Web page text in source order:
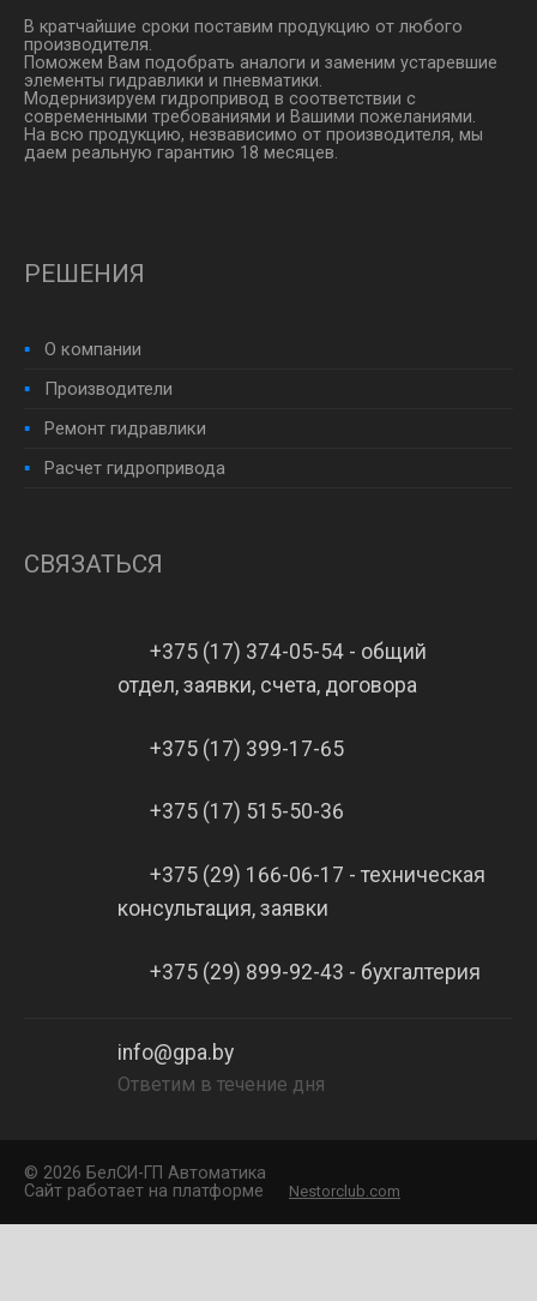
В кратчайшие сроки поставим продукцию от любого
производителя.
Поможем Вам подобрать аналоги и заменим устаревшие
элементы гидравлики и пневматики.
Модернизируем гидропривод в соответствии с
современными требованиями и Вашими пожеланиями.
На всю продукцию, незвависимо от производителя, мы
даем реальную гарантию 18 месяцев.
РЕШЕНИЯ
О компании
Производители
Ремонт гидравлики
Расчет гидропривода
СВЯЗАТЬСЯ
+375 (17) 374-05-54 - общий
отдел, заявки, счета, договора
+375 (17) 399-17-65
+375 (17) 515-50-36
+375 (29) 166-06-17 - техническая
консультация, заявки
+375 (29) 899-92-43 - бухгалтерия
info@gpa.by
Ответим в течение дня
© 2026 БелCИ-ГП Автоматика
Сайт работает на платформе
Nestorclub.com